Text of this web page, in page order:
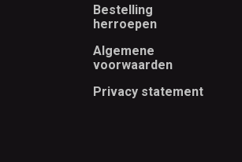
Footer
Bestelling
herroepen
Algemene
voorwaarden
Privacy statement